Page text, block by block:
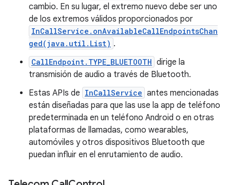
cambio. En su lugar, el extremo nuevo debe ser uno
de los extremos válidos proporcionados por
InCallService.onAvailableCallEndpointsChan
ged(java.util.List) .
CallEndpoint.TYPE_BLUETOOTH dirige la
transmisión de audio a través de Bluetooth.
Estas APIs de InCallService antes mencionadas
están diseñadas para que las use la app de teléfono
predeterminada en un teléfono Android o en otras
plataformas de llamadas, como wearables,
automóviles y otros dispositivos Bluetooth que
puedan influir en el enrutamiento de audio.